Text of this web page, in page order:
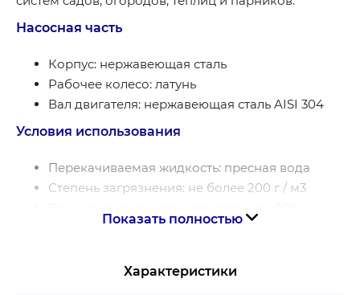
Насосная часть
Корпус: нержавеющая сталь
Рабочее колесо: латунь
Вал двигателя: нержавеющая сталь AISI 304
Условия использования
Перекачиваемая жидкость: пресная вода
Степень загрязнения: не более 200 г / м3
Температура окружающего воздуха: + 2 ℃ … +
Температура перекачиваемой воды: + 5 ℃ … +
Показать полностью
Характеристики